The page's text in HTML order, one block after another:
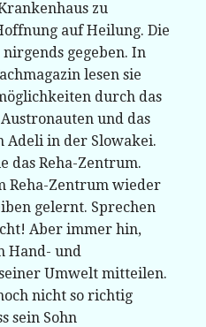
zu
auf Heilung. Die
gegeben. In
lesen sie
durch das
und das
Adeli in der Slowakei.
das Reha-Zentrum.
Reha-Zentrum wieder
gelernt. Sprechen
Aber immer hin,
Hand- und
Umwelt mitteilen.
nicht so richtig
sein Sohn